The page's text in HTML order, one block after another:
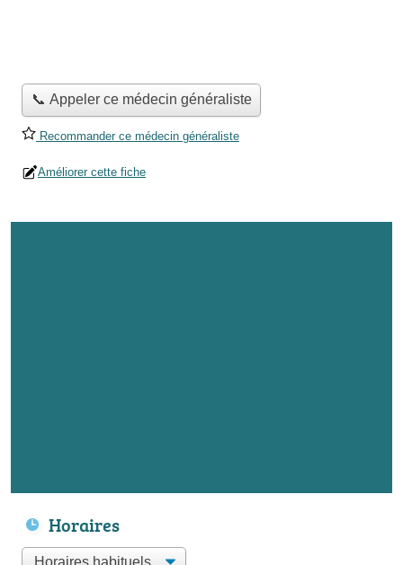
📞 Appeler ce médecin généraliste
Recommander ce médecin généraliste
Améliorer cette fiche
Horaires